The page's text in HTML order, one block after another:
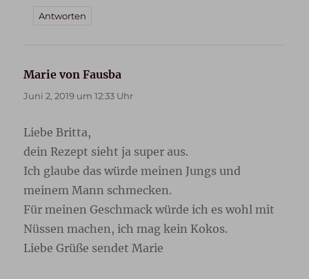
Antworten
Marie von Fausba
Juni 2, 2019 um 12:33 Uhr
Liebe Britta,
dein Rezept sieht ja super aus.
Ich glaube das würde meinen Jungs und
meinem Mann schmecken.
Für meinen Geschmack würde ich es wohl mit
Nüssen machen, ich mag kein Kokos.
Liebe Grüße sendet Marie